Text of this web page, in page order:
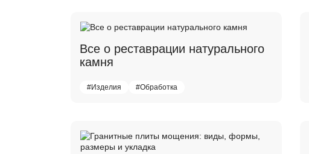
Все о реставрации натурального
камня
#Изделия #Обработка